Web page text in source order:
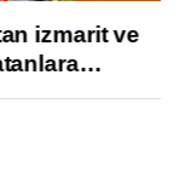
izmarit ve
Trafiğin